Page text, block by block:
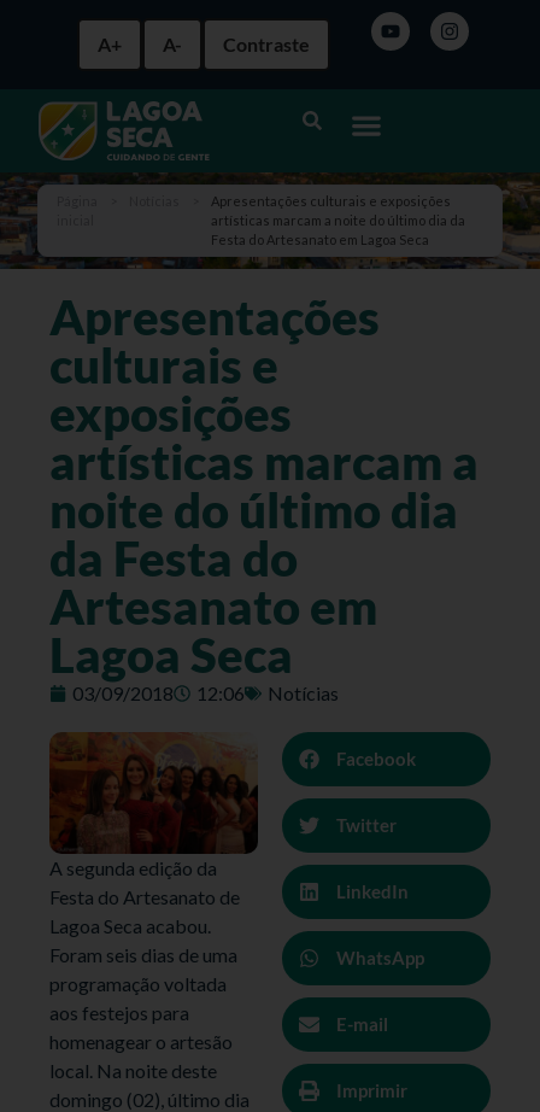
A+ A- Contraste
Apresentações culturais e exposições
artísticas marcam a noite do último dia da
Festa do Artesanato em Lagoa Seca
Apresentações
culturais e
exposições
artísticas marcam a
noite do último dia
da Festa do
Artesanato em
Lagoa Seca
03/09/2018 12:06 Notícias
A segunda edição da
Festa do Artesanato de
Lagoa Seca acabou.
Foram seis dias de uma
programação voltada
aos festejos para
homenagear o artesão
local. Na noite deste
domingo (02), último dia
Facebook
Twitter
LinkedIn
WhatsApp
E-mail
Imprimir